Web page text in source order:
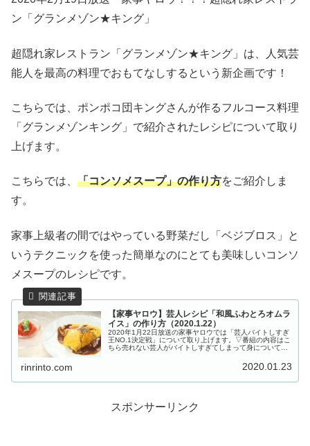
ン「グランメゾン★キング」
超隠れ家レストラン「グランメゾン★キング」は、人気芸
能人を最高の料理でおもてなしするという新企画です！
こちらでは、ポンポコ団キングさんが作るフルコース料理
「グランメゾンキング」で紹介されたレシピについて取り
上げます。
こちらでは、 「コンソメスープ」の作り方をご紹介しま
す。
家事上級者の間ではやっている野菜だし「ベジブロス」と
いうテクニックを使った簡単なのにとても美味しいコンソ
メスープのレシピです。
【家事ヤロウ】芸人レシピ「和風ふわとろオムラ
イス」の作り方（2020.1.22）
2020年1月22日放送の家事ヤロウでは「芸人バイトしすぎ
王NO.1決定戦」について取り上げます。▽番組の内容はこ
ちら売れない芸人がバイトしすぎてしまって身について料
rinrinto.com 2020.01.23
スポンサーリンク